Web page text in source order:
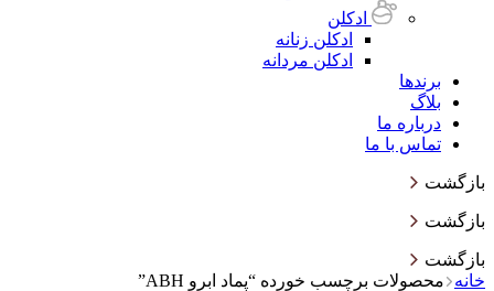
ادکلن
ادکلن زنانه
ادکلن مردانه
برندها
بلاگ
درباره ما
تماس با ما
بازگشت
بازگشت
بازگشت
خانه
محصولات برچسب خورده “پماد ابرو ABH”